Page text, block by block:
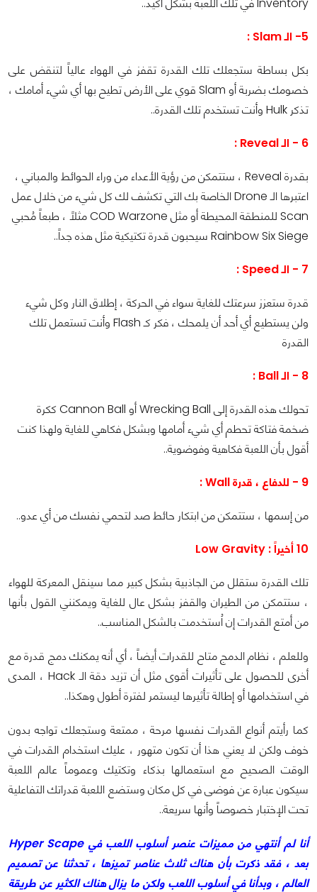
Inventory في تلك اللعبة بشكل أكيد..
5- الـ Slam :
بكل بساطة ستجعلك تلك القدرة تقفز في الهواء عالياً لتنقض على
خصومك بضربة أو Slam قوي على الأرض تطيح بها أي شيء أمامك ،
تذكر Hulk وأنت تستخدم تلك القدرة..
6 - الـ Reveal :
بقدرة Reveal ، ستتمكن من رؤية الأعداء من وراء الحوائط والمباني ،
اعتبرها الـ Drone الخاصة بك التي تكشف لك كل شيء من خلال عمل
Scan للمنطقة المحيطة أو مثل COD Warzone مثلاً ، طبعاً مُحبي
Rainbow Six Siege سيحبون قدرة تكتيكية مثل هذه جداً..
7 - الـ Speed :
قدرة ستعزز سرعتك للغاية سواء في الحركة ، إطلاق النار وكل شيء
ولن يستطيع أي أحد أن يلمحك ، فكر كـ Flash وأنت تستعمل تلك
القدرة
8 - الـ Ball :
تحولك هذه القدرة إلى Wrecking Ball أو Cannon Ball ككرة
ضخمة فتاكة تحطم أي شيء أمامها وبشكل فكاهي للغاية ولهذا كنت
أقول بأن اللعبة فكاهية وفوضوية..
9 - للدفاع ، قدرة Wall :
من إسمها ، ستتمكن من ابتكار حائط صد لتحمي نفسك من أي عدو..
10 أخيراً : Low Gravity
تلك القدرة ستقلل من الجاذبية بشكل كبير مما سينقل المعركة للهواء
، ستتمكن من الطيران والقفز بشكل عال للغاية ويمكنني القول بأنها
من أمتع القدرات إن اُستخدمت بالشكل المناسب..
وللعلم ، نظام الدمج متاح للقدرات أيضاً ، أي أنه يمكنك دمج قدرة مع
أخرى للحصول على تأثيرات أقوى مثل أن تزيد دقة الـ Hack ، المدى
في استخدامها أو إطالة تأثيرها ليستمر لفترة أطول وهكذا..
كما رأيتم أنواع القدرات نفسها مرحة ، ممتعة وستجعلك تواجه بدون
خوف ولكن لا يعني هذا أن تكون متهور ، عليك استخدام القدرات في
الوقت الصحيح مع استعمالها بذكاء وتكتيك وعموماً عالم اللعبة
سيكون عبارة عن فوضى في كل مكان وستضع اللعبة قدراتك التفاعلية
تحت الإختبار خصوصاً وأنها سريعة..
أنا لم أنتهي من مميزات عنصر أسلوب اللعب في Hyper Scape
بعد ، فقد ذكرت بأن هناك ثلاث عناصر تميزها ، تحدثنا عن تصميم
العالم ، وبدأنا في أسلوب اللعب ولكن ما يزال هناك الكثير عن طريقة